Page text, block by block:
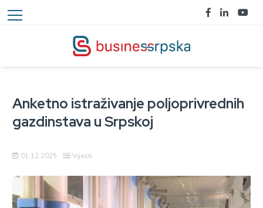
Anketno istraživanje poljoprivrednih
gazdinstava u Srpskoj
01.12.2025 Vijesti